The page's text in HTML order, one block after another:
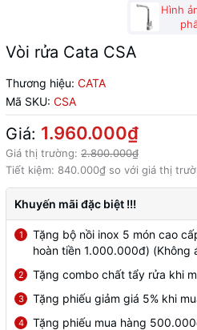
Hình
Vòi rửa Cata CSA
Thương hiệu: CATA
Mã SKU: CSA
Giá: 1.960.000₫
Giá thị trường: 2.800.000₫
Tiết kiệm: 840.000₫ so với giá thị
Khuyến mãi đặc biệt !!!
1
Tặng bộ nồi inox 5 món cao
hoàn tiền 1.000.000đ) (Không
2 Tặng combo chất tẩy rửa khi
3 Tặng phiếu giảm giá 5% khi
4 Tặng phiếu mua hàng